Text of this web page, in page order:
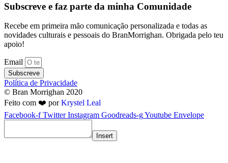
Subscreve e faz parte da minha Comunidade
Recebe em primeira mão comunicação personalizada e todas as
novidades culturais e pessoais do BranMorrighan. Obrigada pelo teu
apoio!
Email
Subscreve
Política de Privacidade
© Bran Morrighan 2020
Feito com ❤️ porKrystel Leal
Facebook-f Twitter Instagram Goodreads-gYoutube Envelope
Insert